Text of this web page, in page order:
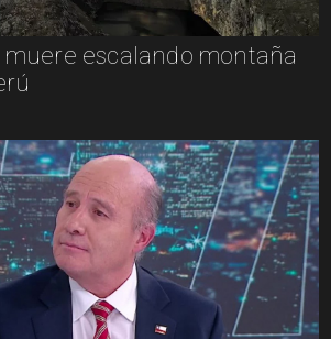
escalando montaña